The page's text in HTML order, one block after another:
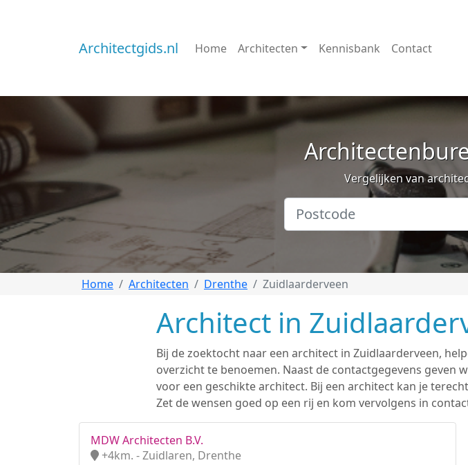
Architectgids.nl Home Architecten Kennisbank Contact
Vergelijken van
Home Architecten Drenthe Zuidlaarderveen
Architect in
Bij de zoektocht naar een architect in Zuidlaarderveen,
overzicht te benoemen. Naast de contactgegevens
voor een geschikte architect. Bij een architect kan je
Zet de wensen goed op een rij en kom vervolgens in
MDW Architecten B.V.
+4km. - Zuidlaren, Drenthe